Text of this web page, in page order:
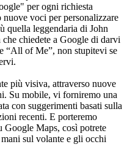
per ogni richiesta
voci per personalizzare
quella leggendaria di John
chiedete a Google di darvi
“All of Me”, non stupitevi se
più visiva, attraverso nuove
Su mobile, vi forniremo una
con suggerimenti basati sulla
recenti. E porteremo
Google Maps, così potrete
sul volante e gli occhi